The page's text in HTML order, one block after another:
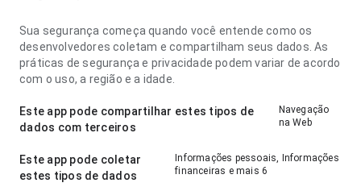
Sua segurança começa quando você entende como os
desenvolvedores coletam e compartilham seus dados. As
práticas de segurança e privacidade podem variar de acordo
com o uso, a região e a idade.
Este app pode compartilhar estes tipos de
dados com terceiros
Navegação
na Web
Este app pode coletar
estes tipos de dados
Informações pessoais, Informações
financeiras e mais 6